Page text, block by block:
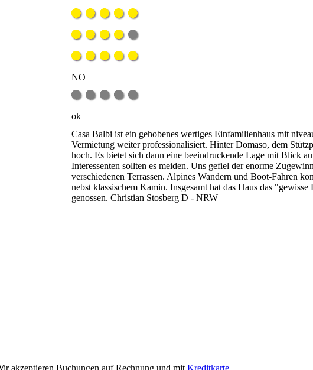
NO
ok
Casa Balbi ist ein gehobenes wertiges Einfamilienhaus mit
Vermietung weiter professionalisiert. Hinter Domaso, dem
hoch. Es bietet sich dann eine beeindruckende Lage mit Blick
Interessenten sollten es meiden. Uns gefiel der enorme
verschiedenen Terrassen. Alpines Wandern und Boot-Fahren
nebst klassischem Kamin. Insgesamt hat das Haus das
genossen. Christian Stosberg D - NRW